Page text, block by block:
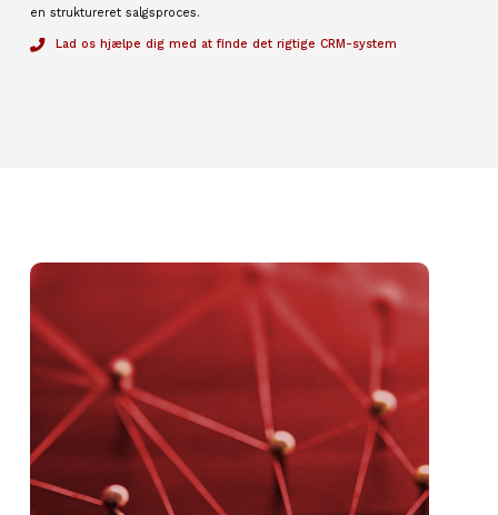
en struktureret salgsproces.
Lad os hjælpe dig med at finde det rigtige CRM-system